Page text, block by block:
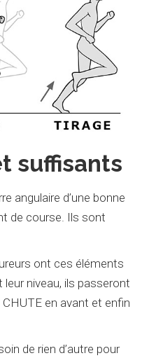
suffisants
angulaire d’une bonne
de course. Ils sont
ont ces éléments
leur niveau, ils passeront
en avant et enfin
de rien d’autre pour